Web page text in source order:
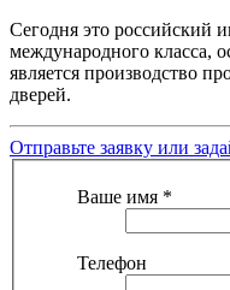
Сегодня это российский
международного класса,
является производство
дверей.
Отправьте заявку или
Ваше имя *
Телефон